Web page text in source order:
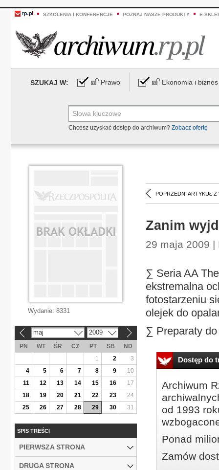
SZKOLENIA I KONFERENCJE POZNAJ NASZE PRODUKTY E-
SZUKAJ W: Prawo Ekonomia i biznes
Chcesz uzyskać dostęp do archiwum? Zobacz ofertę
POPRZEDNI ARTYKUŁ Z
Zanim
29 maja 2009 |
∑ Seria AA
ekstremalna
fotostarzeniu
olejek do
∑ Preparaty
Dostęp do
Archiwum
od 1993
Ponad
Zamów
Wydanie: 8331
maj 2009
PN WT ŚR CZ PT SB
ND
1
2
3
4
5 6 7 8 9
10
11
12 13 14 15 16
17
18
19 20 21 22 23
24
25
26 27 28 29 30 31
SPIS TREŚCI
PIERWSZA STRONA
DRUGA STRONA